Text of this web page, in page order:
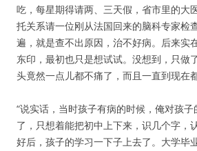
吃，每星期得请两、三天假，省市里的大
托关系请一位刚从法国回来的脑科专家检
遍，就是查不出原因，治不好病。后来实
东印，最初也只是想试试。没想到，只做
头竟然一点儿都不痛了，而且一直到现在
“说实话，当时孩子有病的时候，俺对孩
了，只想着能把初中上下来，识几个字，
好后，孩子的学习一下子上去了。大学毕